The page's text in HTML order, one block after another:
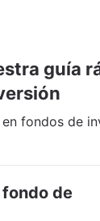
guía
fondos de
fondo de